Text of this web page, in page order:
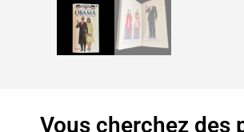
Vous cherchez des